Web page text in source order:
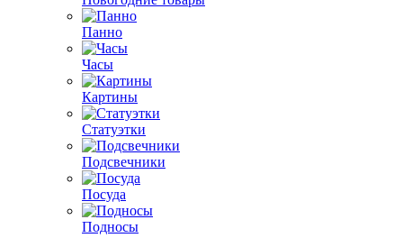
Панно
Часы
Картины
Статуэтки
Подсвечники
Посуда
Подносы